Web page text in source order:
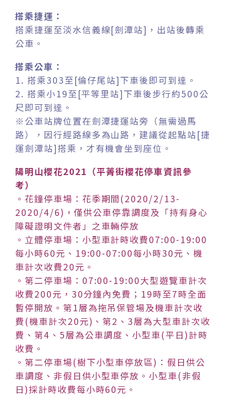
搭乘捷運：
搭乘捷運至淡水信義線[劍潭站]，出站後轉乘
公車。
搭乘公車：
1. 搭乘303至[倫仔尾站]下車後即可到達。
2. 搭乘小19至[平等里站]下車後步行約500公
尺即可到達。
※公車站牌位置在劍潭捷運站旁（無需過馬
路），因行經路線多為山路，建議從起點站[捷
運劍潭站]搭乘，才有機會坐到座位。
陽明山櫻花2021（平菁街櫻花停車資訊參
考）
。花鐘停車場：花季期間(2020/2/13-
2020/4/6)，僅供公車停靠調度及「持有身心
障礙證明文件者」之車輛停放
。立體停車場：小型車計時收費07:00-19:00
每小時60元、19:00-07:00每小時30元、機
車計次收費20元。
。第二停車場：07:00-19:00大型遊覽車計次
收費200元，30分鐘內免費；19時至7時全面
暫停開放。第1層為拖吊保管場及機車計次收
費(機車計次20元)、第2、3層為大型車計次收
費、第4、5層為公車調度、小型車(平日)計時
收費。
。第二停車場(樹下小型車停放區)：假日供公
車調度、非假日供小型車停放。小型車(非假
日)採計時收費每小時60元。